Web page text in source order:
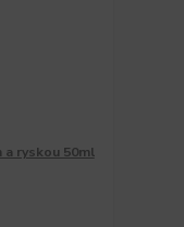
ryskou 50ml